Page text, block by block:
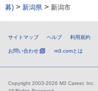
募) > 新潟県 > 新潟市
サイトマップ ヘルプ 利用規約
お問い合わせ m3.comとは
Copyright 2003-2026 M3 Career, Inc.